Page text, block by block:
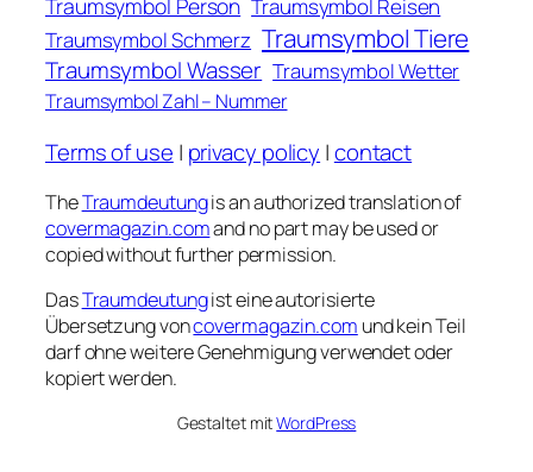
Traumsymbol Person Traumsymbol Reisen
Traumsymbol Schmerz Traumsymbol Tiere
Traumsymbol Wasser Traumsymbol Wetter
Traumsymbol Zahl – Nummer
Terms of use | privacy policy |contact
TheTraumdeutungis an authorized translation of
covermagazin.comand no part may be used or
copied without further permission.
DasTraumdeutungist eine autorisierte
Übersetzung voncovermagazin.com und kein Teil
darf ohne weitere Genehmigung verwendet oder
kopiert werden.
Gestaltet mitWordPress